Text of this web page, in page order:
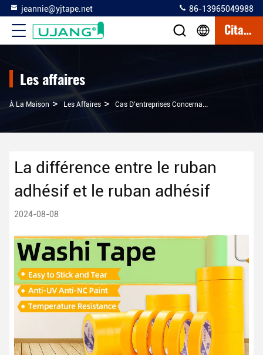
jeannie@yjtape.net 86-13965049988
Citation
Les affaires
À La Maison > Les Affaires > Cas D'entreprises Concernant La Différence Entre Le Ruban Adhésif Et Le Ruban Adhésif
La différence entre le ruban
adhésif et le ruban adhésif
2024-08-08